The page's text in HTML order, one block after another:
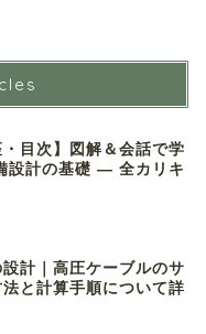
・目次】図解＆会話で学
設計の基礎 ― 全カリキ
計｜高圧ケーブルのサ
と計算手順について詳